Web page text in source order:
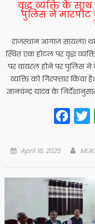
वृद्ध व्यक्ति के साथ
पुलिस ने मारपीट
राजस्थान आगाज़ सायला।
स्थित एक होटल पर वृद्ध
पर वायरल होने पर पुलिस ने
व्यक्ति को गिरफ्तार किया
ज्ञानचंन्द्र यादव के
Posted
April 16, 2025